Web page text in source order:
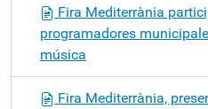
Fira Mediterrània
programadores
música
Fira Mediterrània,